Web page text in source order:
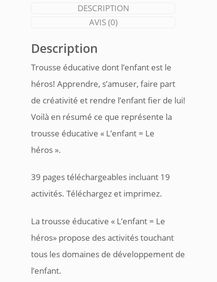
DESCRIPTION
AVIS (0)
Description
Trousse éducative dont l’enfant est le
héros! Apprendre, s’amuser, faire part
de créativité et rendre l’enfant fier de lui!
Voilà en résumé ce que représente la
trousse éducative « L’enfant = Le
héros ».
39 pages téléchargeables incluant 19
activités. Téléchargez et imprimez.
La trousse éducative « L’enfant = Le
héros» propose des activités touchant
tous les domaines de développement de
l’enfant.